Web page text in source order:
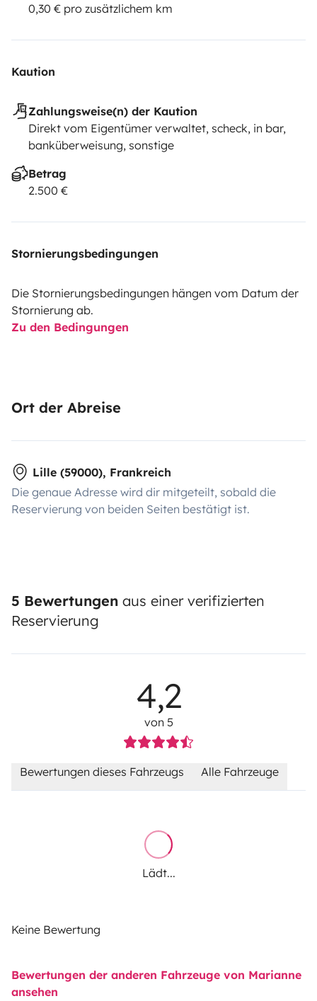
0,30 € pro zusätzlichem km
Kaution
Zahlungsweise(n) der Kaution
Direkt vom Eigentümer verwaltet, scheck, in bar,
banküberweisung, sonstige
Betrag
2.500 €
Stornierungsbedingungen
Die Stornierungsbedingungen hängen vom Datum der
Stornierung ab.
Zu den Bedingungen
Ort der Abreise
Lille (59000), Frankreich
Die genaue Adresse wird dir mitgeteilt, sobald die
Reservierung von beiden Seiten bestätigt ist.
5 Bewertungen aus einer verifizierten
Reservierung
4,2
von 5
Bewertungen dieses Fahrzeugs Alle Fahrzeuge
Lädt...
Keine Bewertung
Bewertungen der anderen Fahrzeuge von Marianne
ansehen